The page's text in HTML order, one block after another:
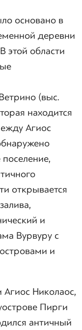
основано в
деревни
этой области
(выс.
находится
Агиос
открывается
и
Вурвуру с
и
Агиос Николаос,
Пирги
античный